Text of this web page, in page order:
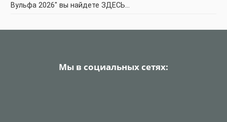
Вульфа 2026" вы найдете ЗДЕСЬ…
Мы в социальных сетях: